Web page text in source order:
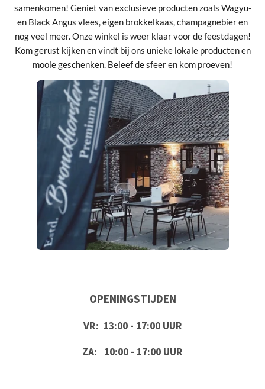
samenkomen! Geniet van exclusieve producten zoals Wagyu-
en Black Angus vlees, eigen brokkelkaas, champagnebier en
nog veel meer. Onze winkel is weer klaar voor de feestdagen!
Kom gerust kijken en vindt bij ons unieke lokale producten en
mooie geschenken. Beleef de sfeer en kom proeven!
OPENINGSTIJDEN
VR: 13:00 - 17:00 UUR
ZA: 10:00 - 17:00 UUR